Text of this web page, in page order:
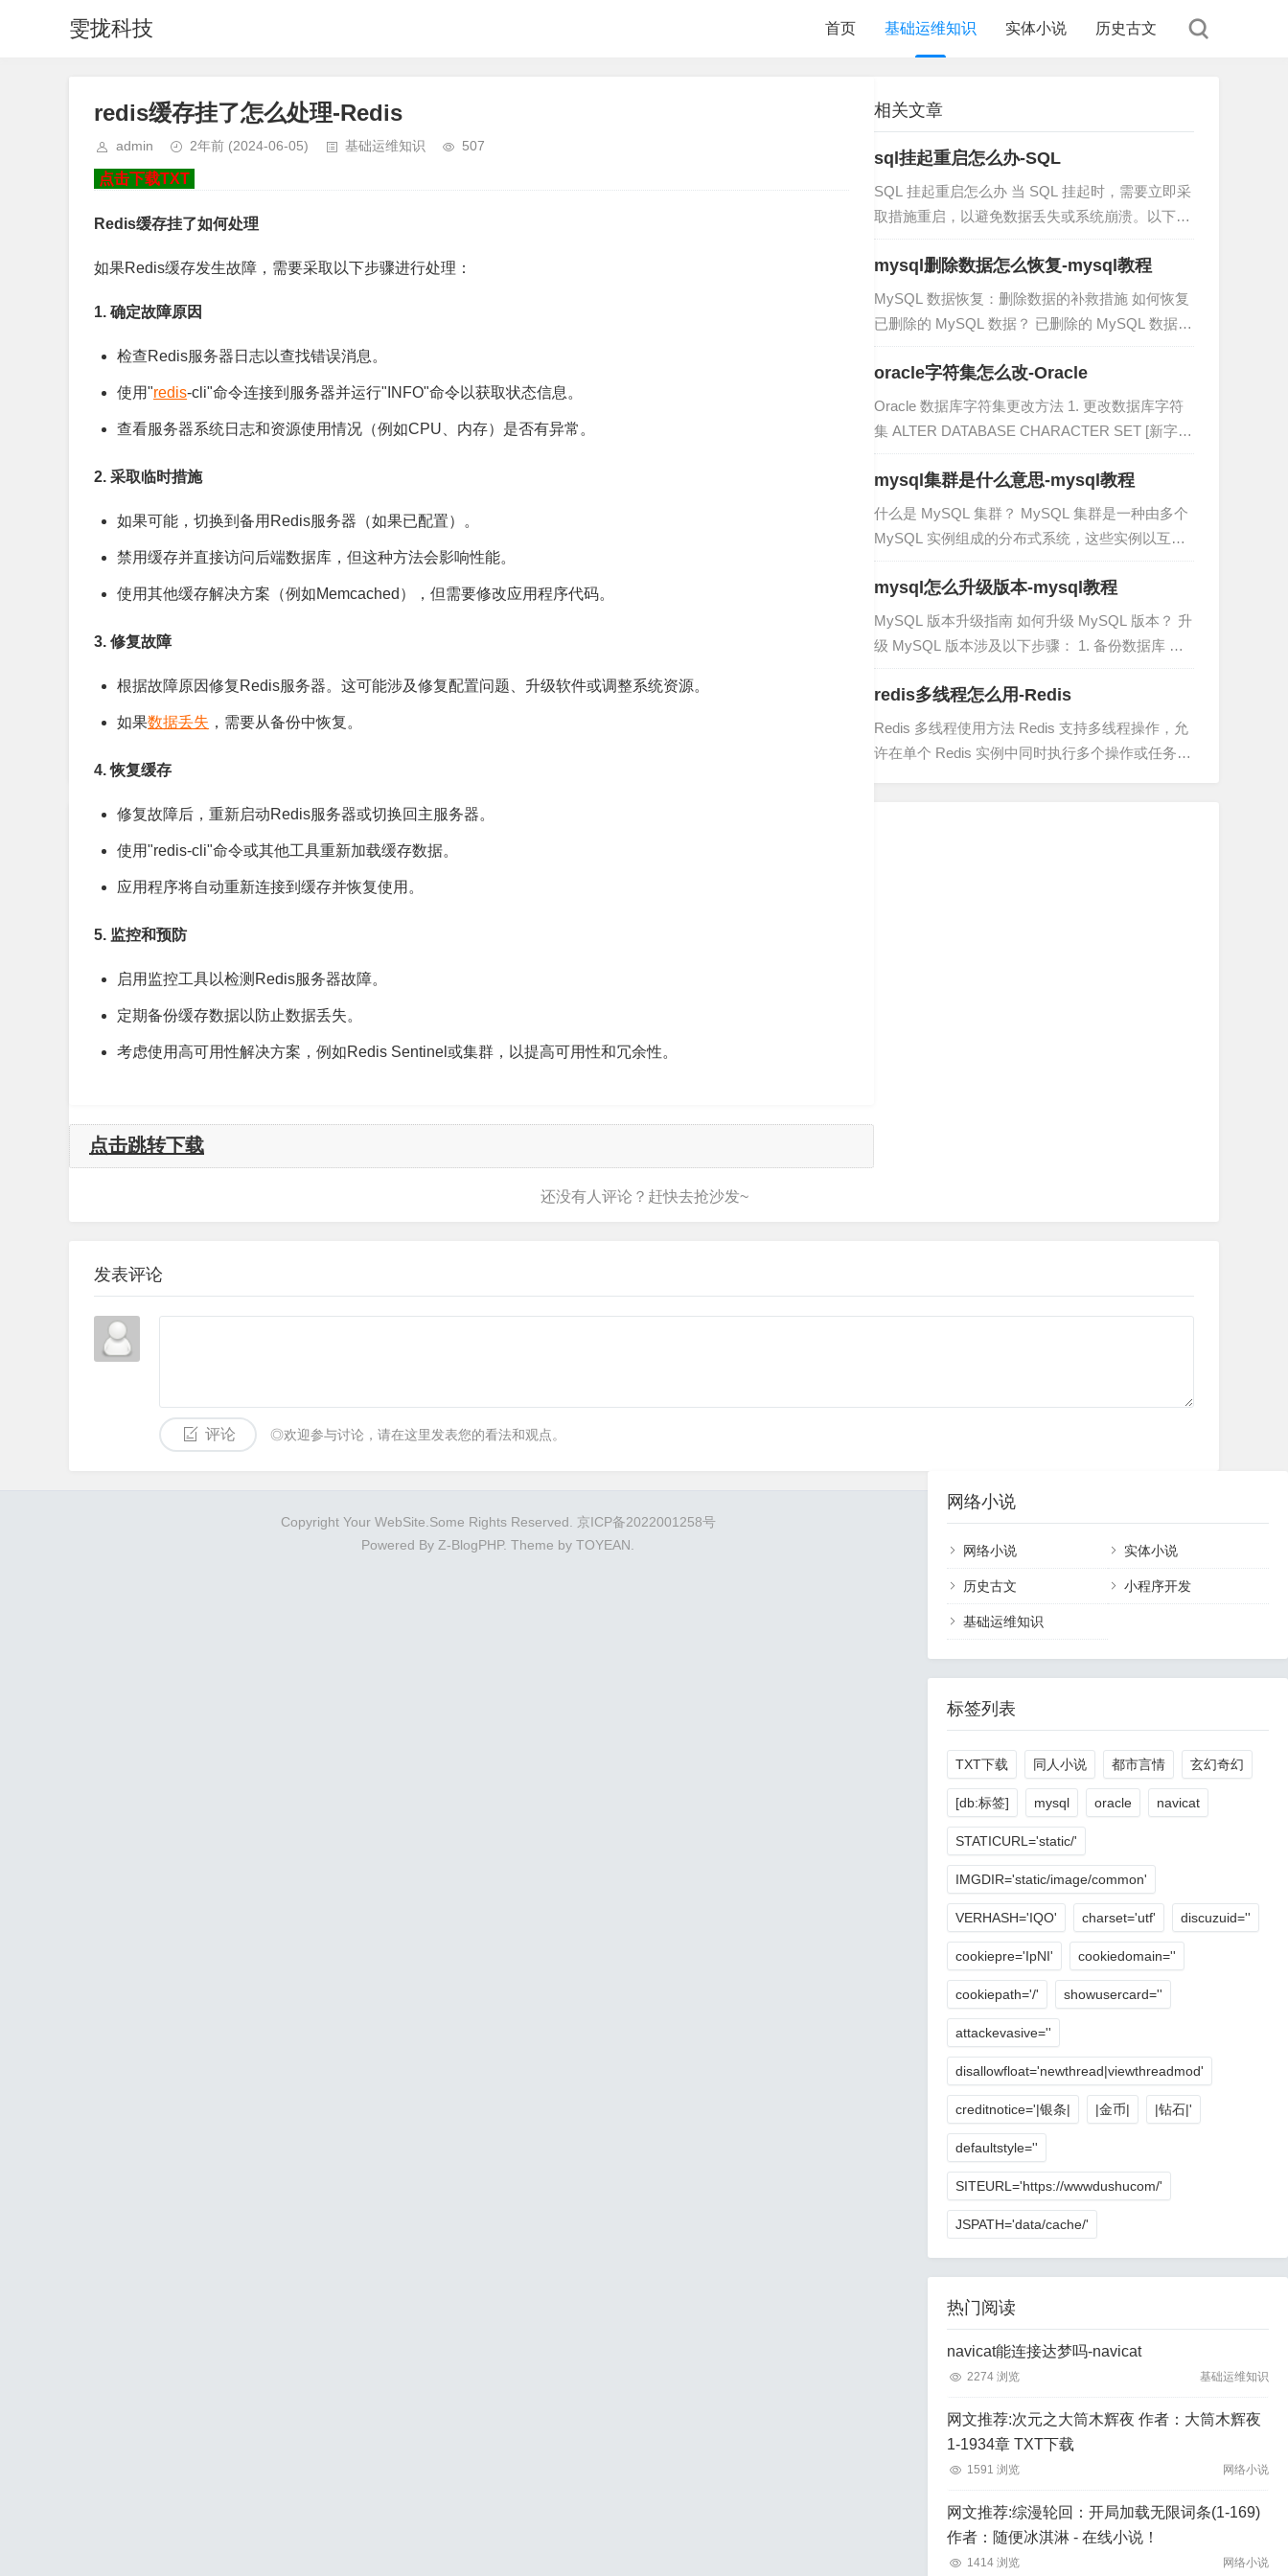
雯拢科技 首页 基础运维知识 实体小说 历史古文
redis缓存挂了怎么处理-Redis
admin 2年前 (2024-06-05) 基础运维知识 507
点击下载TXT
Redis缓存挂了如何处理
如果Redis缓存发生故障，需要采取以下步骤进行处理：
1. 确定故障原因
检查Redis服务器日志以查找错误消息。
使用"redis-cli"命令连接到服务器并运行"INFO"命令以获取状态信息。
查看服务器系统日志和资源使用情况（例如CPU、内存）是否有异常。
2. 采取临时措施
如果可能，切换到备用Redis服务器（如果已配置）。
禁用缓存并直接访问后端数据库，但这种方法会影响性能。
使用其他缓存解决方案（例如Memcached），但需要修改应用程序代码。
3. 修复故障
根据故障原因修复Redis服务器。这可能涉及修复配置问题、升级软件或调整系统资源。
如果数据丢失 ，需要从备份中恢复。
4. 恢复缓存
修复故障后，重新启动Redis服务器或切换回主服务器。
使用"redis-cli"命令或其他工具重新加载缓存数据。
应用程序将自动重新连接到缓存并恢复使用。
5. 监控和预防
启用监控工具以检测Redis服务器故障。
定期备份缓存数据以防止数据丢失。
考虑使用高可用性解决方案，例如Redis Sentinel或集群，以提高可用性和冗余性。
点击跳转下载
相关文章
sql挂起重启怎么办-SQL
SQL 挂起重启怎么办 当 SQL 挂起时，需要立即采
取措施重启，以避免数据丢失或系统崩溃。以下是
重启 SQL 的步骤： 1. 确定挂起原因 首先，确定导
致 SQL 挂起的原因。这可能涉及检查服务器...
mysql删除数据怎么恢复-mysql教程
MySQL 数据恢复：删除数据的补救措施 如何恢复
已删除的 MySQL 数据？ 已删除的 MySQL 数据可
以通过以下方法恢复： 1. 从备份恢复 确保在数据
丢失之前有备份。 使用以下命令从备份恢...
oracle字符集怎么改-Oracle
Oracle 数据库字符集更改方法 1. 更改数据库字符
集 ALTER DATABASE CHARACTER SET [新字符
集] SCOPE=BOTH;登录后复制 2. 更改特定模式的
字符集 AL...
mysql集群是什么意思-mysql教程
什么是 MySQL 集群？ MySQL 集群是一种由多个
MySQL 实例组成的分布式系统，这些实例以互补
的方式协同工作以提高可扩展性、可用性和性能。
集群的组成和工作原理 一个典型的 MySQL...
mysql怎么升级版本-mysql教程
MySQL 版本升级指南 如何升级 MySQL 版本？ 升
级 MySQL 版本涉及以下步骤： 1. 备份数据库 在
升级前创建数据库的完整备份，以防止数据丢失。
2. 导出用户和权限 导出现有用户和权...
redis多线程怎么用-Redis
Redis 多线程使用方法 Redis 支持多线程操作，允
许在单个 Redis 实例中同时执行多个操作或任务。
发表评论
评论 ◎欢迎参与讨论，请在这里发表您的看法和观点。
网络小说
网络小说 实体小说
历史古文 小程序开发
基础运维知识
标签列表
TXT下载 同人小说 都市言情 玄幻奇幻
[db:标签] mysql oracle navicat
STATICURL='static/'
IMGDIR='static/image/common'
VERHASH='IQO' charset='utf' discuzuid=''
cookiepre='IpNI' cookiedomain=''
cookiepath='/' showusercard=''
attackevasive=''
disallowfloat='newthread|viewthreadmod'
creditnotice='|银条| |金币| |钻石|'
defaultstyle=''
SITEURL='https://wwwdushucom/'
JSPATH='data/cache/'
热门阅读
navicat能连接达梦吗-navicat
2274 浏览 基础运维知识
网文推荐:次元之大筒木辉夜 作者：大筒木辉夜
1-1934章 TXT下载
1591 浏览 网络小说
网文推荐:综漫轮回：开局加载无限词条(1-169)
作者：随便冰淇淋 - 在线小说！
1414 浏览 网络小说
Copyright Your WebSite.Some Rights Reserved. 京ICP备2022001258号
Powered By Z-BlogPHP. Theme byTOYEAN